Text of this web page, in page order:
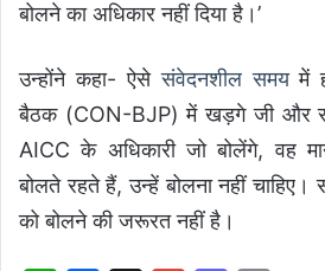
बोलने का अधिकार नहीं दिया है।’
उन्होंने कहा- ऐसेसंवेदनशील समयमें
बैठक (CON-BJP) में खड़गे जी और
AICC के अधिकारी जो बोलेंगे, वह
बोलते रहते हैं, उन्हें बोलना नहीं
को बोलने की जरूरत नहीं है।